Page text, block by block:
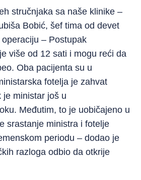
stručnjaka sa naše klinike –
Bobić, šef tima od devet
– Postupak
više od 12 sati i mogu reći da
Oba pacijenta su u
fotelja je zahvat
je ministar još u
Međutim, to je uobičajeno u
srastanje ministra i fotelje
periodu – dodao je
razloga odbio da otkrije